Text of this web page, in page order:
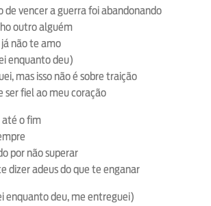
de vencer a guerra foi abandonando
outro alguém
não te amo
enquanto deu)
mas isso não é sobre traição
ser fiel ao meu coração
até o fim
por não superar
dizer adeus do que te enganar
enquanto deu, me entreguei)